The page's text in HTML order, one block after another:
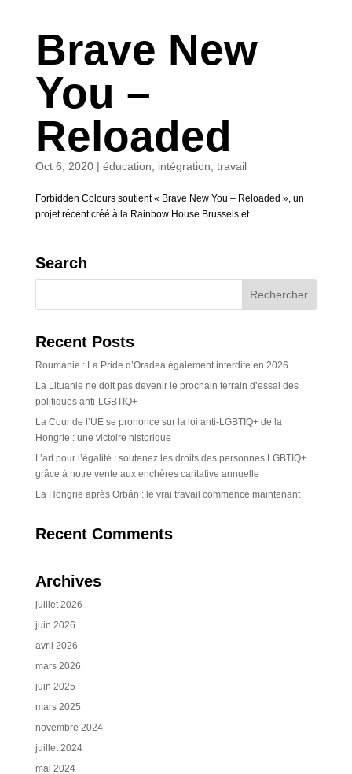
Brave New
You –
Reloaded
Oct 6, 2020| éducation intégration travail
Forbidden Colours soutient « Brave New You – Reloaded », un
projet récent créé à la Rainbow House Brussels et …
Search
Recent Posts
Roumanie : La Pride d’Oradea également interdite en 2026
La Lituanie ne doit pas devenir le prochain terrain d’essai des
politiques anti-LGBTIQ+
La Cour de l’UE se prononce sur la loi anti-LGBTIQ+ de la
Hongrie : une victoire historique
L’art pour l’égalité : soutenez les droits des personnes LGBTIQ+
grâce à notre vente aux enchères caritative annuelle
La Hongrie après Orbán : le vrai travail commence maintenant
Recent Comments
Archives
juillet 2026
juin 2026
avril 2026
mars 2026
juin 2025
mars 2025
novembre 2024
juillet 2024
mai 2024